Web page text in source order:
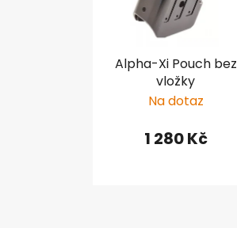
Alpha-Xi Pouch bez
vložky
Na dotaz
1 280 Kč